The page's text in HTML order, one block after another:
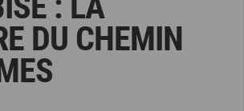
DU CHEMIN